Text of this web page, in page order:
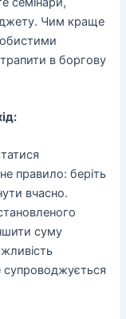
Чим краще
в боргову
правило: беріть
вчасно.
суму